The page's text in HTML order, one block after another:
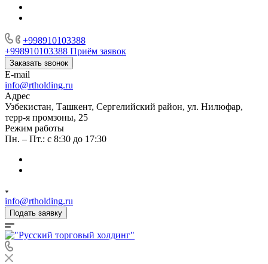
+998910103388
+998910103388 Приём заявок
Заказать звонок
E-mail
info@rtholding.ru
Адрес
Узбекистан, Ташкент, Сергелийский район, ул. Нилюфар,
терр-я промзоны, 25
Режим работы
Пн. – Пт.: с 8:30 до 17:30
info@rtholding.ru
Подать заявку